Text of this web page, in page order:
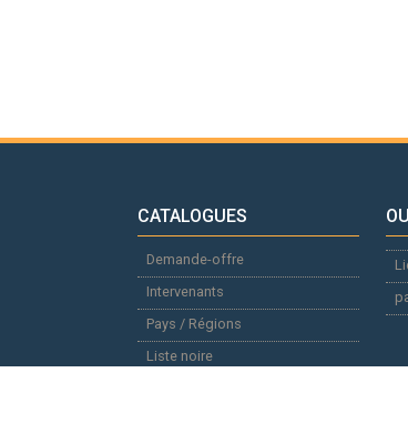
CATALOGUES
Demande-offre
Intervenants
Pays / Régions
Liste noire